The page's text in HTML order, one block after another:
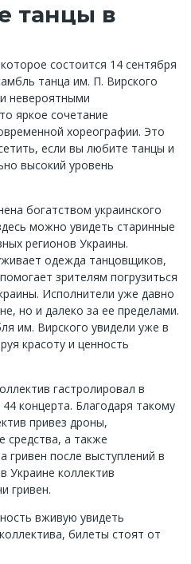
танцы в
состоится 14 сентября
танца им. П. Вирского
невероятными
яркое сочетание
хореографии. Это
если вы любите танцы и
высокий уровень
богатством украинского
можно увидеть старинные
регионов Украины.
одежда танцовщиков,
зрителям погрузиться
Исполнители уже давно
но и далеко за ее пределами.
им. Вирского увидели уже в
красоту и ценность
гастролировал в
концерта. Благодаря такому
привез дроны,
средства, а также
гривен после выступлений в
Украине коллектив
гривен.
вживую увидеть
билеты стоят от